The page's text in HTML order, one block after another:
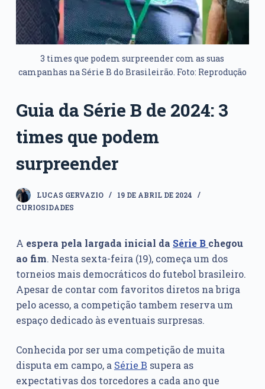
3 times que podem surpreender com as suas
campanhas na Série B do Brasileirão. Foto: Reprodução
Guia da Série B de 2024: 3
times que podem
surpreender
LUCAS GERVAZIO
19 DE ABRIL DE 2024
CURIOSIDADES
A espera pela largada inicial da Série B chegou
ao fim. Nesta sexta-feira (19), começa um dos
torneios mais democráticos do futebol brasileiro.
Apesar de contar com favoritos diretos na briga
pelo acesso, a competição tambem reserva um
espaço dedicado às eventuais surpresas.
Conhecida por ser uma competição de muita
disputa em campo, a Série B supera as
expectativas dos torcedores a cada ano que